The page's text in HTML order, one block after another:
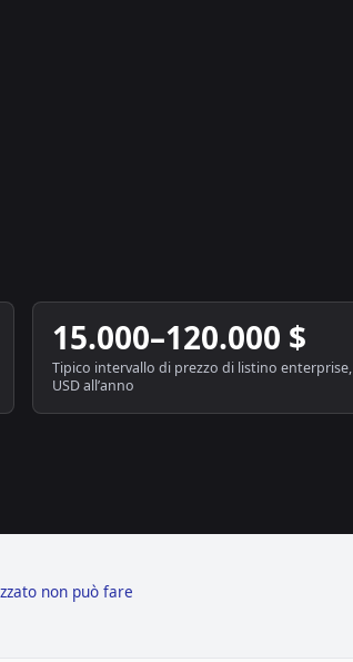
15.000–120.000 $
Tipico intervallo di prezzo di listino enterprise,
USD all’anno
non può fare